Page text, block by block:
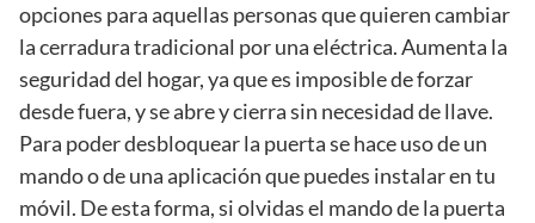
opciones para aquellas personas que quieren cambiar
la cerradura tradicional por una eléctrica. Aumenta la
seguridad del hogar, ya que es imposible de forzar
desde fuera, y se abre y cierra sin necesidad de llave.
Para poder desbloquear la puerta se hace uso de un
mando o de una aplicación que puedes instalar en tu
móvil. De esta forma, si olvidas el mando de la puerta